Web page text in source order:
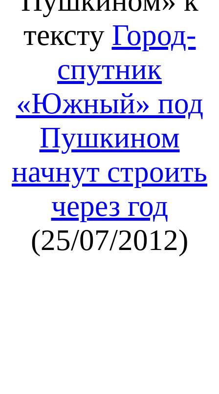
тексту Город-
спутник
«Южный» под
Пушкином
начнут строить
через год
(25/07/2012)